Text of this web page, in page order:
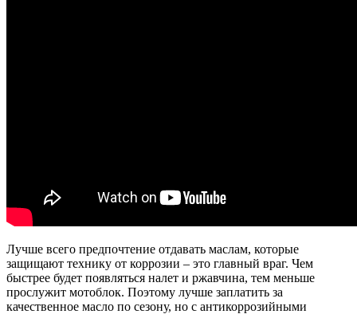
Лучше всего предпочтение отдавать маслам, которые
защищают технику от коррозии – это главный враг. Чем
быстрее будет появляться налет и ржавчина, тем меньше
прослужит мотоблок. Поэтому лучше заплатить за
качественное масло по сезону, но с антикоррозийными